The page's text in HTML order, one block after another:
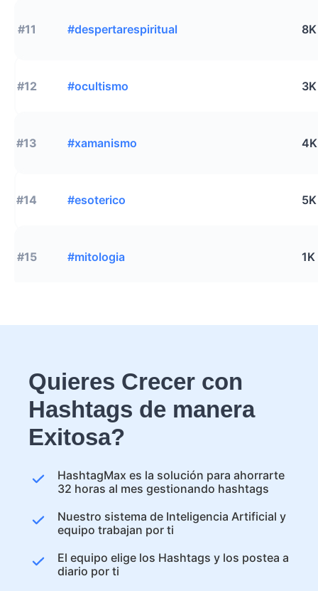
#11 #despertarespiritual 8K
#12 #ocultismo 3K
#13 #xamanismo 4K
#14 #esoterico 5K
#15 #mitologia 1K
Quieres Crecer con
Hashtags de manera
Exitosa?
HashtagMax es la solución para ahorrarte
32 horas al mes gestionando hashtags
Nuestro sistema de Inteligencia Artificial y
equipo trabajan por ti
El equipo elige los Hashtags y los postea a
diario por ti